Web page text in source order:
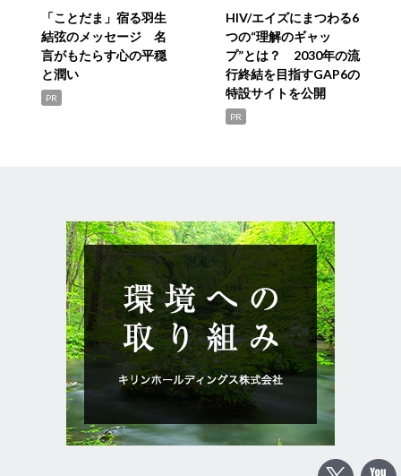
「ことだま」宿る羽生
結弦のメッセージ 名
言がもたらす心の平穏
と潤い
PR
HIV/エイズにまつわる6
つの“理解のギャッ
プ”とは？ 2030年の流
行終結を目指すGAP6の
特設サイトを公開
PR